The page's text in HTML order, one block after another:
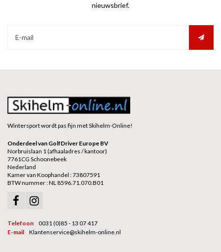
nieuwsbrief.
Wintersport wordt pas fijn met Skihelm-Online!
Onderdeel van GolfDriver Europe BV
Norbruislaan 1 (afhaaladres / kantoor)
7761CG Schoonebeek
Nederland
Kamer van Koophandel : 73807591
BTW nummer : NL 8596.71.070.B01
Telefoon
0031 (0)85 - 13 07 417
E-mail
Klantenservice@skihelm-online.nl